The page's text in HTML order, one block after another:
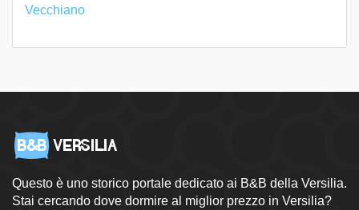
Vecchiano
Questo è uno storico portale dedicato ai B&B della Versilia.
Stai cercando dove dormire al miglior prezzo in Versilia?